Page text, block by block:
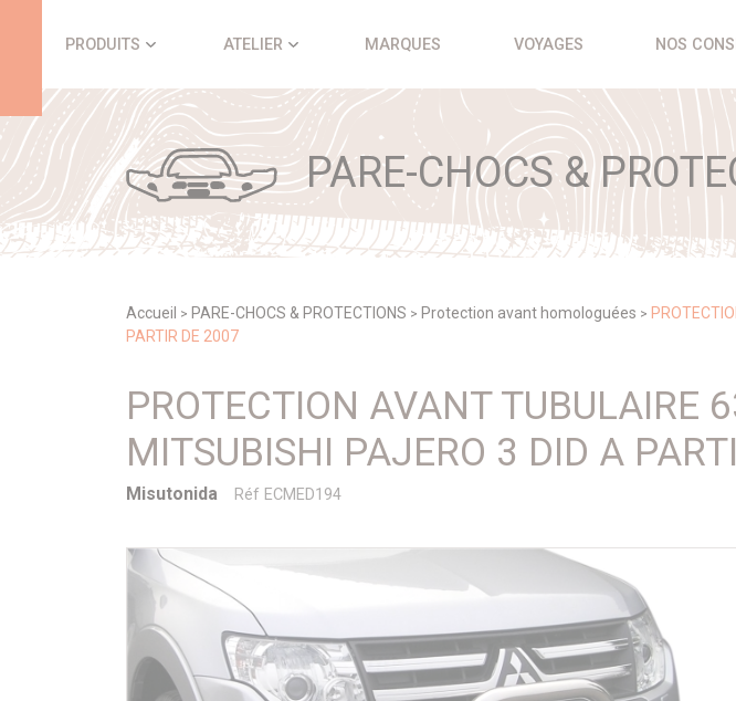
PRODUITS ATELIER MARQUES VOYAGES NOS
PARE-CHOCS &
Accueil > PARE-CHOCS & PROTECTIONS > Protection avant homologuées >
PARTIR DE 2007
PROTECTION AVANT TUBULAIRE
MITSUBISHI PAJERO 3 DID A
Misutonida Réf ECMED194